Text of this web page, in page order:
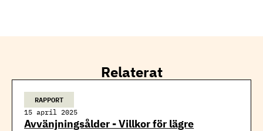
Relaterat
RAPPORT
15 april 2025
Avvänjningsålder - Villkor för lägre